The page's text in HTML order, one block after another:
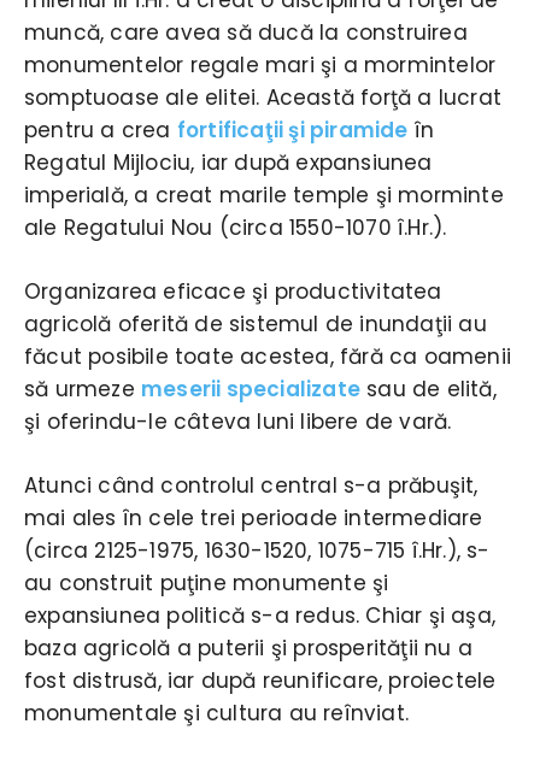
muncă, care avea să ducă la construirea
monumentelor regale mari şi a mormintelor
somptuoase ale elitei. Această forţă a lucrat
pentru a crea fortificaţii şi piramide în
Regatul Mijlociu, iar după expansiunea
imperială, a creat marile temple şi morminte
ale Regatului Nou (circa 1550-1070 î.Hr.).
Organizarea eficace şi productivitatea
agricolă oferită de sistemul de inundaţii au
făcut posibile toate acestea, fără ca oamenii
să urmeze meserii specializate sau de elită,
şi oferindu-le câteva luni libere de vară.
Atunci când controlul central s-a prăbuşit,
mai ales în cele trei perioade intermediare
(circa 2125-1975, 1630-1520, 1075-715 î.Hr.), s-
au construit puţine monumente şi
expansiunea politică s-a redus. Chiar şi aşa,
baza agricolă a puterii şi prosperităţii nu a
fost distrusă, iar după reunificare, proiectele
monumentale şi cultura au reînviat.